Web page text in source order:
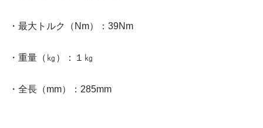
・最大トルク（Nm）：39Nm
・重量（㎏）：１㎏
・全長（mm）：285mm